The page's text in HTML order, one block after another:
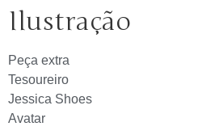
Ilustração
Peça extra
Tesoureiro
Jessica Shoes
Avatar